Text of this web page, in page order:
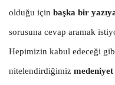
olduğu için başka bir
sorusuna cevap aramak
Hepimizin kabul edeceği
nitelendirdiğimiz